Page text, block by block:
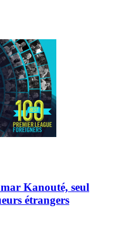
Kanouté, seul
étrangers